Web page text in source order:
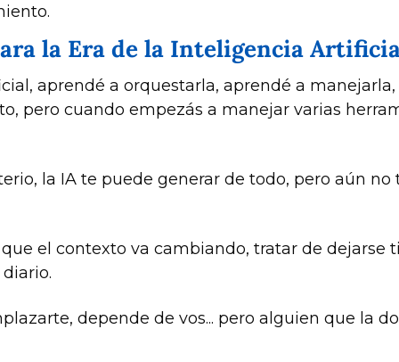
la Era de la Inteligencia
aprendé a orquestarla, aprendé a
pero cuando empezás a manejar varias
la IA te puede generar de todo, pero aún
el contexto va cambiando, tratar de dejarse
depende de vos... pero alguien que la